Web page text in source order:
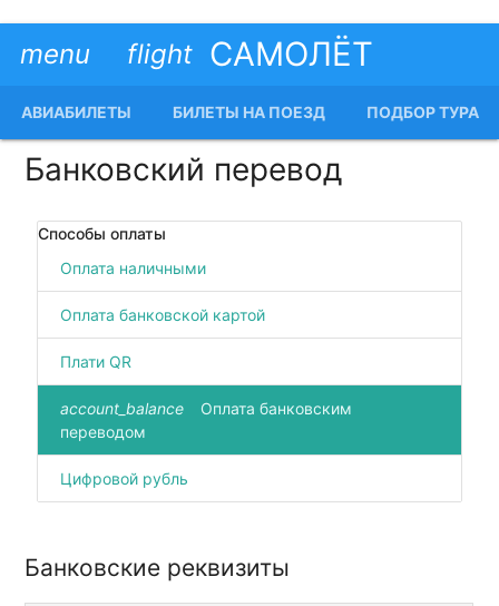
flight САМОЛЁТ
menu
АВИАБИЛЕТЫ БИЛЕТЫ НА ПОЕЗД ПОДБОР ТУРА
Банковский перевод
Способы оплаты
Оплата наличными
Оплата банковской картой
Плати QR
account_balance
Оплата банковским
переводом
Цифровой рубль
Банковские реквизиты